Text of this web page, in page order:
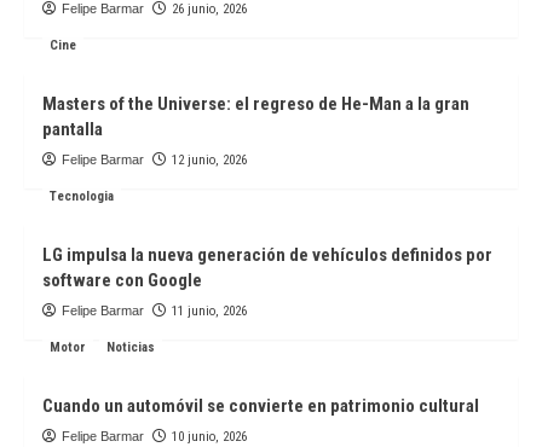
Felipe Barmar 26 junio, 2026
Cine
Masters of the Universe: el regreso de He-Man a la gran
pantalla
Felipe Barmar 12 junio, 2026
Tecnologia
LG impulsa la nueva generación de vehículos definidos por
software con Google
Felipe Barmar 11 junio, 2026
Motor Noticias
Cuando un automóvil se convierte en patrimonio cultural
Felipe Barmar 10 junio, 2026